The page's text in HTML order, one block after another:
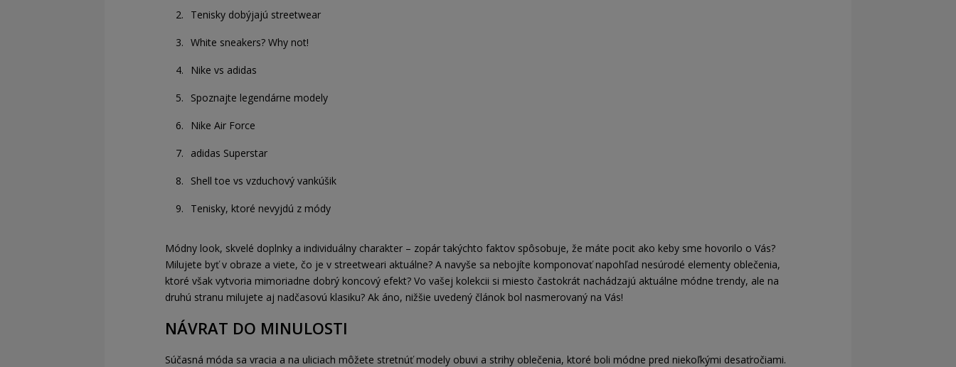
Tenisky dobýjajú streetwear
White sneakers? Why not!
Nike vs adidas
Spoznajte legendárne modely
Nike Air Force
adidas Superstar
Shell toe vs vzduchový vankúšik
Tenisky, ktoré nevyjdú z módy
Módny look, skvelé doplnky a individuálny charakter – zopár takýchto faktov spôsobuje, že máte pocit ako keby sme hovorilo o Vás?
Milujete byť v obraze a viete, čo je v streetweari aktuálne? A navyše sa nebojíte komponovať napohľad nesúrodé elementy oblečenia,
ktoré však vytvoria mimoriadne dobrý koncový efekt? Vo vašej kolekcii si miesto častokrát nachádzajú aktuálne módne trendy, ale na
druhú stranu milujete aj nadčasovú klasiku? Ak áno, nižšie uvedený článok bol nasmerovaný na Vás!
NÁVRAT DO MINULOSTI
Súčasná móda sa vracia a na uliciach môžete stretnúť modely obuvi a strihy oblečenia, ktoré boli módne pred niekoľkými desaťročiami.